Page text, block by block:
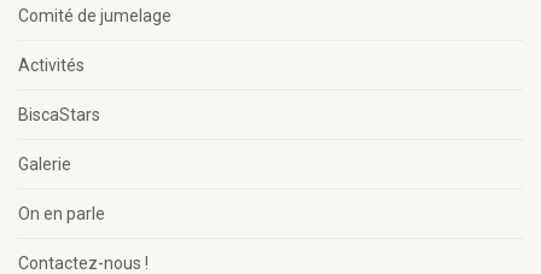
Comité de jumelage
Activités
BiscaStars
Galerie
On en parle
Contactez-nous !